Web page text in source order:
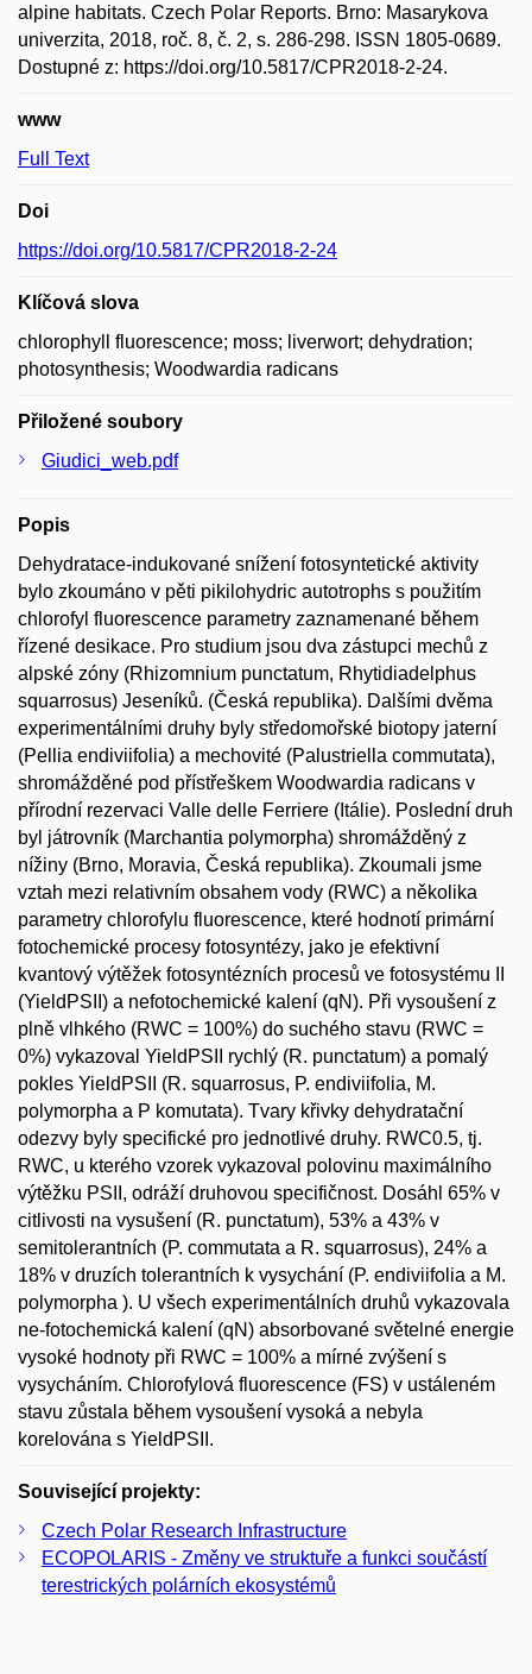
alpine habitats. Czech Polar Reports. Brno: Masarykova
univerzita, 2018, roč. 8, č. 2, s. 286-298. ISSN 1805-0689.
Dostupné z: https://doi.org/10.5817/CPR2018-2-24.
www
Full Text
Doi
https://doi.org/10.5817/CPR2018-2-24
Klíčová slova
chlorophyll fluorescence; moss; liverwort; dehydration;
photosynthesis; Woodwardia radicans
Přiložené soubory
Giudici_web.pdf
Popis
Dehydratace-indukované snížení fotosyntetické aktivity
bylo zkoumáno v pěti pikilohydric autotrophs s použitím
chlorofyl fluorescence parametry zaznamenané během
řízené desikace. Pro studium jsou dva zástupci mechů z
alpské zóny (Rhizomnium punctatum, Rhytidiadelphus
squarrosus) Jeseníků. (Česká republika). Dalšími dvěma
experimentálními druhy byly středomořské biotopy jaterní
(Pellia endiviifolia) a mechovité (Palustriella commutata),
shromážděné pod přístřeškem Woodwardia radicans v
přírodní rezervaci Valle delle Ferriere (Itálie). Poslední druh
byl játrovník (Marchantia polymorpha) shromážděný z
nížiny (Brno, Moravia, Česká republika). Zkoumali jsme
vztah mezi relativním obsahem vody (RWC) a několika
parametry chlorofylu fluorescence, které hodnotí primární
fotochemické procesy fotosyntézy, jako je efektivní
kvantový výtěžek fotosyntézních procesů ve fotosystému II
(YieldPSII) a nefotochemické kalení (qN). Při vysoušení z
plně vlhkého (RWC = 100%) do suchého stavu (RWC =
0%) vykazoval YieldPSII rychlý (R. punctatum) a pomalý
pokles YieldPSII (R. squarrosus, P. endiviifolia, M.
polymorpha a P komutata). Tvary křivky dehydratační
odezvy byly specifické pro jednotlivé druhy. RWC0.5, tj.
RWC, u kterého vzorek vykazoval polovinu maximálního
výtěžku PSII, odráží druhovou specifičnost. Dosáhl 65% v
citlivosti na vysušení (R. punctatum), 53% a 43% v
semitolerantních (P. commutata a R. squarrosus), 24% a
18% v druzích tolerantních k vysychání (P. endiviifolia a M.
polymorpha ). U všech experimentálních druhů vykazovala
ne-fotochemická kalení (qN) absorbované světelné energie
vysoké hodnoty při RWC = 100% a mírné zvýšení s
vysycháním. Chlorofylová fluorescence (FS) v ustáleném
stavu zůstala během vysoušení vysoká a nebyla
korelována s YieldPSII.
Související projekty:
Czech Polar Research Infrastructure
ECOPOLARIS - Změny ve struktuře a funkci součástí
terestrických polárních ekosystémů